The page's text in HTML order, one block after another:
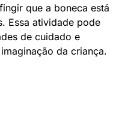
que a boneca está
Essa atividade pode
de cuidado e
da criança.